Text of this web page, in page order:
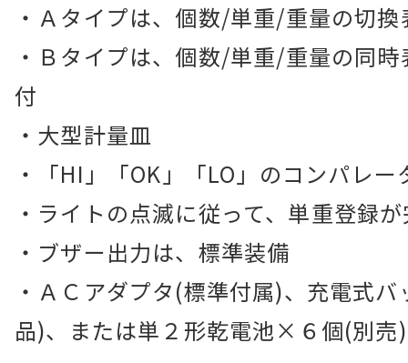
・Ａタイプは、個数/単重/重量の切換
・Ｂタイプは、個数/単重/重量の同
付
・大型計量皿
・「HI」「OK」「LO」のコンパレー
・ライトの点滅に従って、単重登録
・ブザー出力は、標準装備
・ＡＣアダプタ(標準付属)、充電式
品)、または単２形乾電池×６個(別売